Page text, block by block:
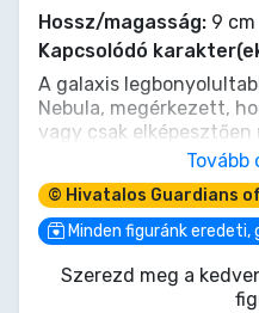
Hossz/magasság: 9 cm
Kapcsolódó
A galaxis
Nebula, megérkezett,
vagy csak
polcodon. Ez az
halálos duót
sikkes szerelésben
kozmikus
ezzel a dinamikus
legjobbat kapod – vagy
Tedd be ezt a
Tovább
© Hivatalos Guardians
Minden figuránk eredeti,
Szerezd meg a